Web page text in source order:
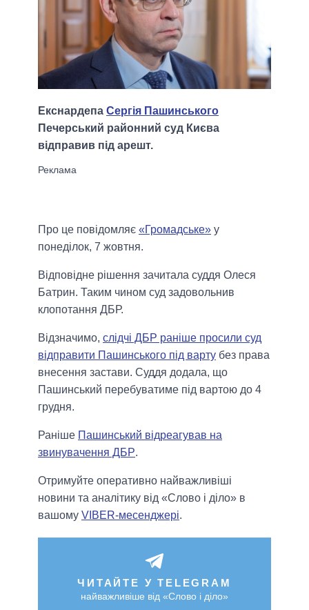
Екснардепа Сергія Пашинського
Печерський районний суд Києва
відправив під арешт.
Про це повідомляє «Громадське» у
понеділок, 7 жовтня.
Відповідне рішення зачитала суддя Олеся
Батрин. Таким чином суд задовольнив
клопотання ДБР.
Відзначимо, слідчі ДБР раніше просили суд
відправити Пашинського під варту без права
внесення застави. Суддя додала, що
Пашинський перебуватиме під вартою до 4
грудня.
Раніше Пашинський відреагував на
звинувачення ДБР.
Отримуйте оперативно найважливіші
новини та аналітику від «Слово і діло» в
вашому VIBER-месенджері.
ЧИТАЙТЕ У TELEGRAM
найважливіше від «Слово і діло»